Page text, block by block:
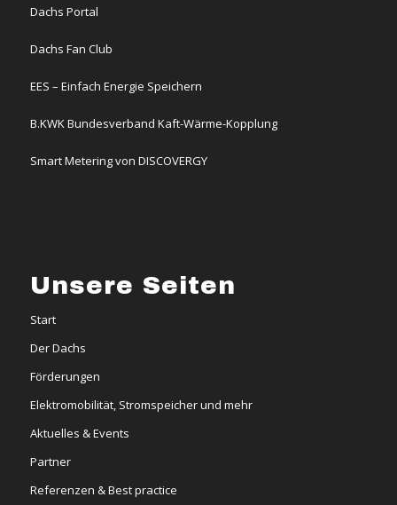
Dachs Portal
Dachs Fan Club
EES – Einfach Energie Speichern
B.KWK Bundesverband Kaft-Wärme-Kopplung
Smart Metering von DISCOVERGY
Unsere Seiten
Start
Der Dachs
Förderungen
Elektromobilität, Stromspeicher und mehr
Aktuelles & Events
Partner
Referenzen & Best practice